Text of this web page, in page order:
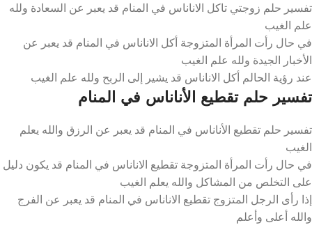
تفسير حلم زوجتي تاكل الاناناس في المنام قد يعبر عن السعادة ولله
علم الغيب
في حال رأت المرأة المتزوجة أكل الاناناس في المنام قد يعبر عن
الأخبار الجيدة ولله علم الغيب
عند رؤية الحالم أكل الاناناس قد يشير إلى الربح ولله علم الغيب
تفسير حلم تقطيع الأناناس في المنام
تفسير حلم تقطيع الأناناس في المنام قد يعبر عن الرزق والله يعلم
الغيب
في حال رأت المرأة المتزوجة تقطيع الاناناس في المنام قد يكون دليل
على التخلص من المشاكل والله يعلم الغيب
إذا رأى الرجل المتزوج تقطيع الاناناس في المنام قد يعبر عن الفرج
والله أعلى وأعلم